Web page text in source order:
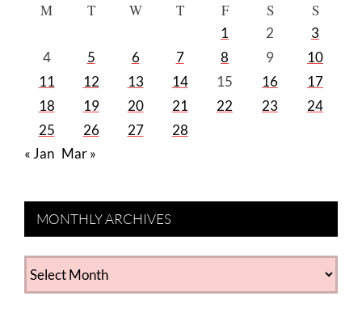
M T W T F S S
1 2
3
4
5 6 7 8 9
10
11
12 13 14 15 16
17
18
19 20 21 22 23
24
25
26 27
28
« Jan Mar »
MONTHLY ARCHIVES
MONTHLY
ARCHIVES